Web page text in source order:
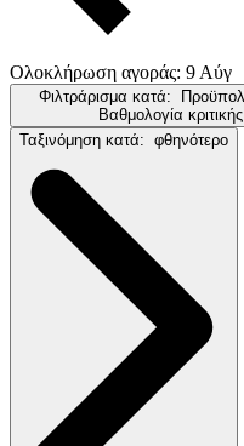
Ολοκλήρωση αγοράς: 9 Αύγ
Φιλτράρισμα κατά:
Βαθμολογία
Ταξινόμηση κατά: φθηνότερο